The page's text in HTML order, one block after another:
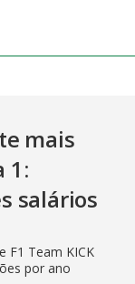
mais
1:
salários
F1 Team KICK
por ano